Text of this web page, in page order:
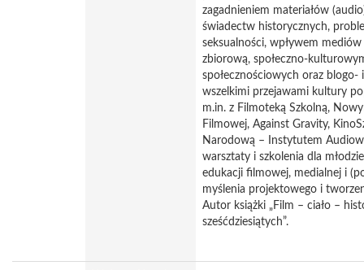
zagadnieniem materiałów
świadectw historycznych,
seksualności, wpływem
zbiorową, społeczno-
społecznościowych oraz blogo-
wszelkimi przejawami kultury
m.in. z Filmoteką Szkolną,
Filmowej, Against Gravity,
Narodową – Instytutem
warsztaty i szkolenia dla
edukacji filmowej, medialnej i
myślenia projektowego i
Autor książki „Film – ciało –
sześćdziesiątych”.